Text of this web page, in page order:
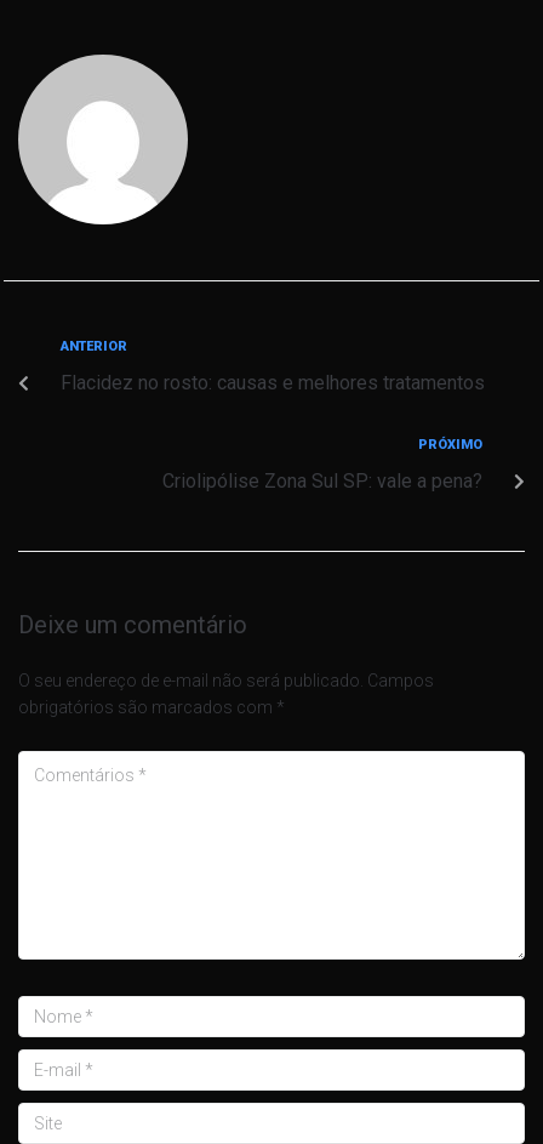
ANTERIOR
Flacidez no rosto: causas e melhores tratamentos
PRÓXIMO
Criolipólise Zona Sul SP: vale a pena?
Deixe um comentário
O seu endereço de e-mail não será publicado. Campos
obrigatórios são marcados com *